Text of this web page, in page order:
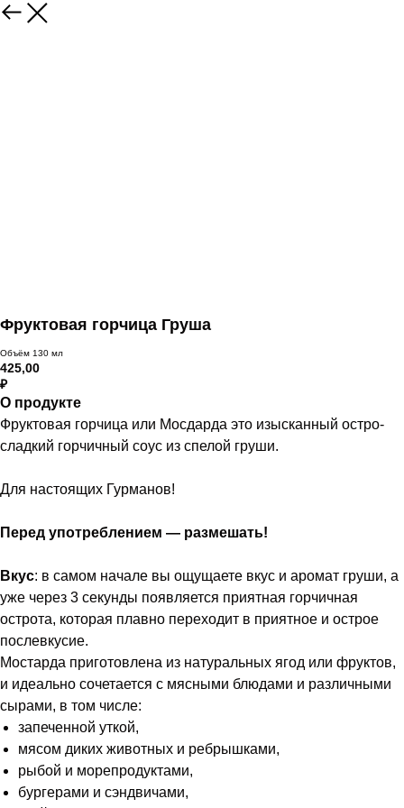
Фруктовая горчица Груша
Объём 130 мл
425,00
₽
О продукте
Фруктовая горчица или Мосдарда это изысканный остро-
сладкий горчичный соус из спелой груши.
Для настоящих Гурманов!
Перед употреблением — размешать!
Вкус: в самом начале вы ощущаете вкус и аромат груши, а
уже через 3 секунды появляется приятная горчичная
острота, которая плавно переходит в приятное и острое
послевкусие.
Мостарда приготовлена из натуральных ягод или фруктов,
и идеально сочетается с мясными блюдами и различными
сырами, в том числе:
запеченной уткой,
мясом диких животных и ребрышками,
рыбой и морепродуктами,
бургерами и сэндвичами,